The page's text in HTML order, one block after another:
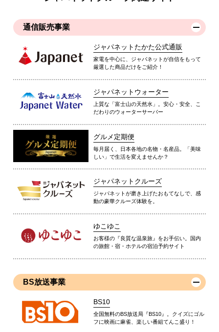
通信販売事業
ジャパネットたかた公式通販
家電を中心に、ジャパネットが自信をもって
厳選した商品だけをご紹介！
ジャパネットウォーター
上質な「富士山の天然水」。安心・安全、こ
だわりのウォーターサーバー
グルメ定期便
毎月届く、日本各地の名物・名産品。「美味
しい」で生活を変えませんか？
ジャパネットクルーズ
ジャパネットが磨き上げたおもてなしで、感
動の豪華クルーズ体験を。
ゆこゆこ
お客様の『良質な温泉旅』をお手伝い。国内
の旅館・宿・ホテルの宿泊予約サイト
BS放送事業
BS10
全国無料のBS放送局『BS10』。クイズにゴル
フに映画に麻雀、楽しい番組てんこ盛り！